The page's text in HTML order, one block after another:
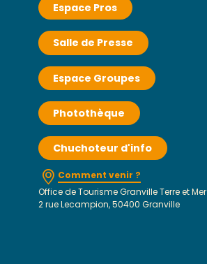
Espace Pros
Salle de Presse
Espace Groupes
Photothèque
Chuchoteur d'info
Comment venir ?
Office de Tourisme Granville Terre et Mer
2 rue Lecampion, 50400 Granville